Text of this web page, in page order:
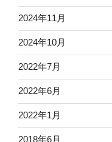
2024年11月
2024年10月
2022年7月
2022年6月
2022年1月
2018年6月